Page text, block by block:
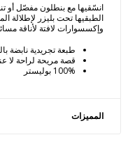
انسّقيها مع بنطلون مفصّل أو
الطبقيها تحت بليزر لإطلالة
وإكسسوارات لافتة لأناقة
طبعة تجريدية نابضة
قصة مريحة لراحة لا
100% بوليستر
المميزات